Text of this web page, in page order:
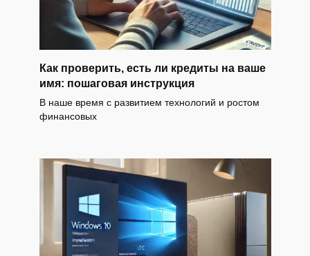
Как проверить, есть ли кредиты на ваше
имя: пошаговая инструкция
В наше время с развитием технологий и ростом
финансовых